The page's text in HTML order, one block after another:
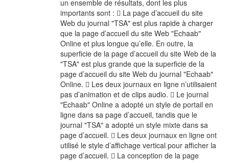
un ensemble de résultats, dont les plus
importants sont :  La page d’accueil du site
Web du journal "TSA" est plus rapide à charger
que la page d’accueil du site Web "Echaab"
Online et plus longue qu’elle. En outre, la
superficie de la page d’accueil du site Web de la
"TSA" est plus grande que la superficie de la
page d’accueil du site Web du journal "Echaab"
Online.  Les deux journaux en ligne n’utilisaient
pas d’animation et de clips audio.  Le journal
"Echaab" Online a adopté un style de portail en
ligne dans sa page d’accueil, tandis que le
journal "TSA" a adopté un style mixte dans sa
page d’accueil.  Les deux journaux en ligne ont
utilisé le style d’affichage vertical pour afficher la
page d’accueil.  La conception de la page